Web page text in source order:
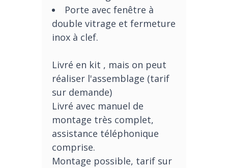
Porte avec fenêtre à
double vitrage et fermeture
inox à clef.
Livré en kit , mais on peut
réaliser l'assemblage (tarif
sur demande)
Livré avec manuel de
montage très complet,
assistance téléphonique
comprise.
Montage possible, tarif sur